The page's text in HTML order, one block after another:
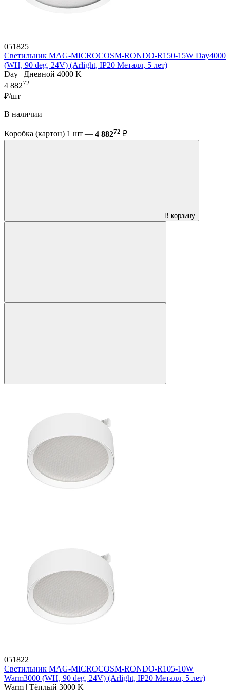
051825
Светильник MAG-MICROCOSM-RONDO-R150-15W Day4000
(WH, 90 deg, 24V) (Arlight, IP20 Металл, 5 лет)
Day | Дневной 4000 K
4 88272
₽/шт
В наличии
Коробка (картон) 1 шт — 4 88272 ₽
В корзину
051822
Светильник MAG-MICROCOSM-RONDO-R105-10W
Warm3000 (WH, 90 deg, 24V) (Arlight, IP20 Металл, 5 лет)
Warm | Тёплый 3000 K